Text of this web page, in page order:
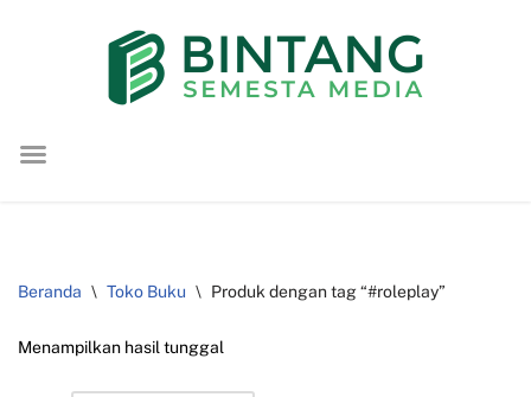
konten
Beranda \ Toko Buku \ Produk dengan tag “#roleplay”
Menampilkan hasil tunggal